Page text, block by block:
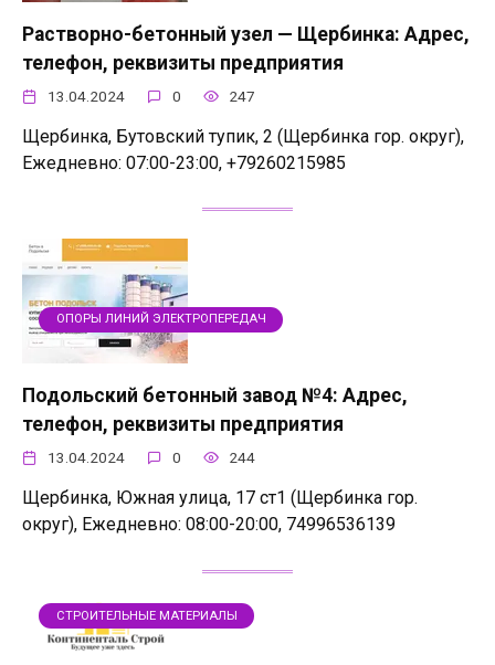
Растворно-бетонный узел — Щербинка: Адрес,
телефон, реквизиты предприятия
13.04.2024 0 247
Щербинка, Бутовский тупик, 2 (Щербинка гор. округ),
Ежедневно: 07:00-23:00, +79260215985
ОПОРЫ ЛИНИЙ ЭЛЕКТРОПЕРЕДАЧ
Подольский бетонный завод №4: Адрес,
телефон, реквизиты предприятия
13.04.2024 0 244
Щербинка, Южная улица, 17 ст1 (Щербинка гор.
округ), Ежедневно: 08:00-20:00, 74996536139
СТРОИТЕЛЬНЫЕ МАТЕРИАЛЫ